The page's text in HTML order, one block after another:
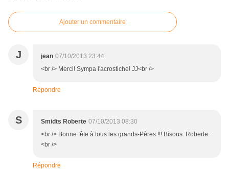
Ajouter un commentaire
J jean 07/10/2013 23:44
<br /> Merci! Sympa l'acrostiche! JJ<br />
Répondre
S Smidts Roberte 07/10/2013 08:30
<br /> Bonne fête à tous les grands-Pères !!! Bisous. Roberte.
<br />
Répondre